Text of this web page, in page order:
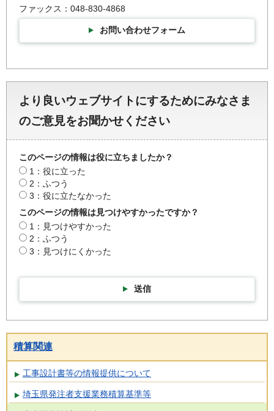
ファックス：048-830-4868
お問い合わせフォーム
より良いウェブサイトにするためにみなさま
のご意見をお聞かせください
このページの情報は役に立ちましたか？
1：役に立った
2：ふつう
3：役に立たなかった
このページの情報は見つけやすかったですか？
1：見つけやすかった
2：ふつう
3：見つけにくかった
送信
積算関連
工事設計書等の情報提供について
埼玉県発注者支援業務積算基準等